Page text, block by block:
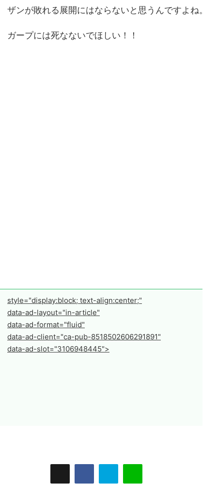
ザンが敗れる展開にはならないと思うんですよね。
ガープには死なないでほしい！！
style="display:block; text-align:center;"
data-ad-layout="in-article"
data-ad-format="fluid"
data-ad-client="ca-pub-8518502606291891"
data-ad-slot="3106948445">